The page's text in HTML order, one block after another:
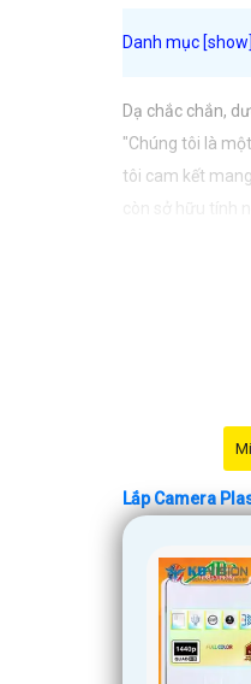
Dạ chắc chắn,
"Chúng tôi là
tôi cam kết
còn sở hữu tính
Lắp Camera